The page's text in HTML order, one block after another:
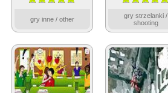
gry inne / other
gry strzelanki /
shooting